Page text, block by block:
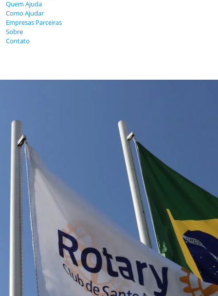
Quem Ajuda
Como Ajudar
Empresas Parceiras
Sobre
Contato